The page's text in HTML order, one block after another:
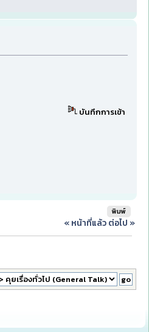
บันทึกการเข้า
พิมพ์
« หน้าที่แล้ว ต่อไป »